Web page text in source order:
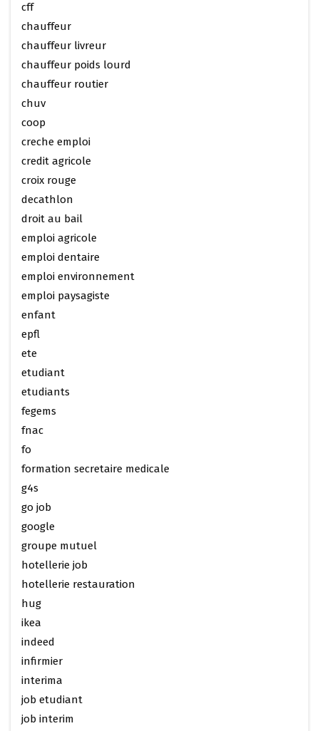
cff
chauffeur
chauffeur livreur
chauffeur poids lourd
chauffeur routier
chuv
coop
creche emploi
credit agricole
croix rouge
decathlon
droit au bail
emploi agricole
emploi dentaire
emploi environnement
emploi paysagiste
enfant
epfl
ete
etudiant
etudiants
fegems
fnac
fo
formation secretaire medicale
g4s
go job
google
groupe mutuel
hotellerie job
hotellerie restauration
hug
ikea
indeed
infirmier
interima
job etudiant
job interim